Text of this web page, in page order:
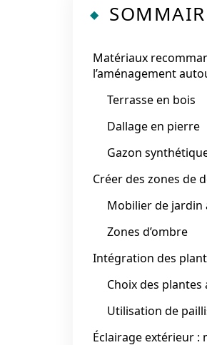
Matériaux
l’aménagement
Terrasse en bois
Dallage en pierre
Gazon
Créer des zones de
Mobilier de jardin
Zones d’ombre
Intégration des
Choix des plantes
Utilisation de
Éclairage extérieur :